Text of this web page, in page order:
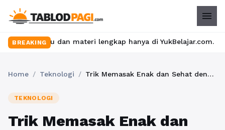
menu
BREAKING
dan materi lengkap hanya di YukBelajar.com. Mulai
Home / Teknologi / Trik Memasak Enak dan Sehat dengan Bumbu Tradisional Indonesia
TEKNOLOGI
Trik Memasak Enak dan